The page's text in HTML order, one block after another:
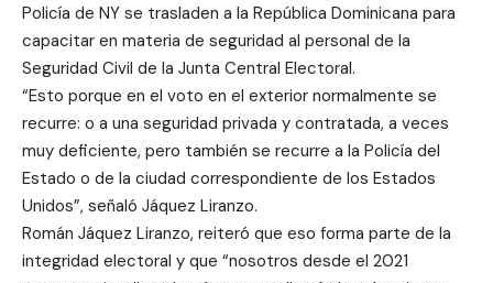
Policía de NY se trasladen a la República Dominicana para
capacitar en materia de seguridad al personal de la
Seguridad Civil de la Junta Central Electoral.
“Esto porque en el voto en el exterior normalmente se
recurre: o a una seguridad privada y contratada, a veces
muy deficiente, pero también se recurre a la Policía del
Estado o de la ciudad correspondiente de los Estados
Unidos”, señaló Jáquez Liranzo.
Román Jáquez Liranzo, reiteró que eso forma parte de la
integridad electoral y que “nosotros desde el 2021